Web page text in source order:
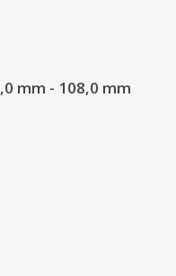
mm - 108,0 mm